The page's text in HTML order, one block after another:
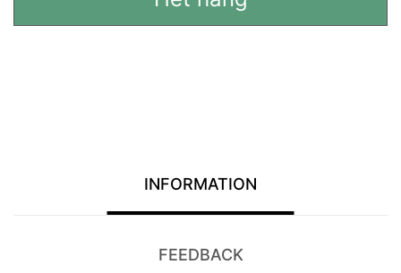
INFORMATION
FEEDBACK